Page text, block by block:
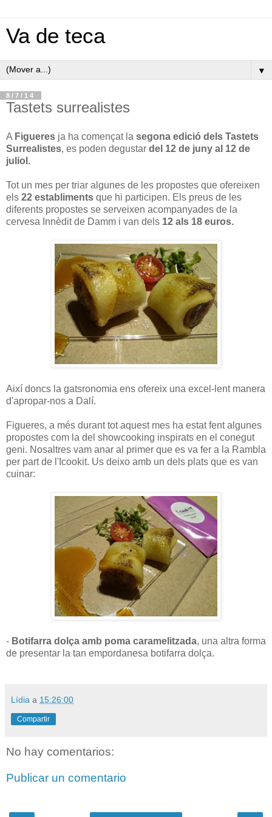
Va de teca
▼
8/7/14
Tastets surrealistes
A Figueres ja ha començat la segona edició dels Tastets
Surrealistes, es poden degustar del 12 de juny al 12 de
juliol.
Tot un mes per triar algunes de les propostes que ofereixen
els 22 establiments que hi participen. Els preus de les
diferents propostes se serveixen acompanyades de la
cervesa Innèdit de Damm i van dels 12 als 18 euros.
Així doncs la gatsronomia ens ofereix una excel-lent manera
d'apropar-nos a Dalí.
Figueres, a més durant tot aquest mes ha estat fent algunes
propostes com la del showcooking inspirats en el conegut
geni. Nosaltres vam anar al primer que es va fer a la Rambla
per part de l'Icookit. Us deixo amb un dels plats que es van
cuinar:
- Botifarra dolça amb poma caramelitzada, una altra forma
de presentar la tan empordanesa botifarra dolça.
Lídia a 15:26:00
Compartir
No hay comentarios:
Publicar un comentario